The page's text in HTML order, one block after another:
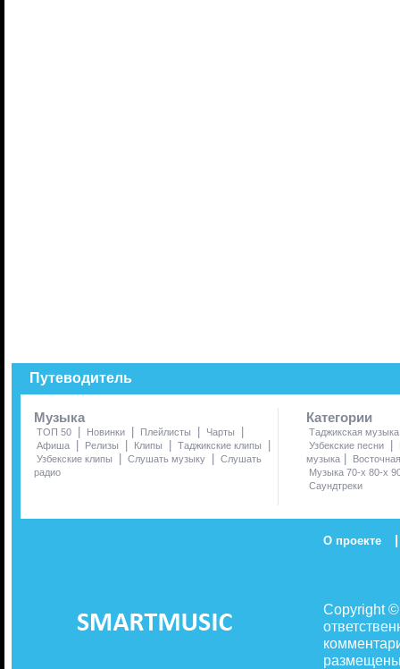
Путеводитель
Музыка
ТОП 50 | Новинки | Плейлисты | Чарты |
Афиша | Релизы | Клипы | Таджикские клипы |
Узбекские клипы | Слушать музыку | Слушать
радио
Категории
Таджикская музыка
Узбекские песни
|
музыка |
Музыка 70-х 80-х
Саундтреки
О проекте |
Copyright
размещены